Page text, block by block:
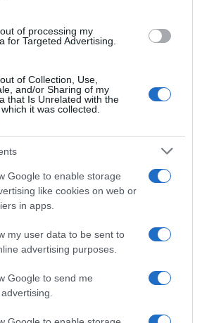
of processing my
for Targeted Advertising.
of Collection, Use,
and/or Sharing of my
that Is Unrelated with the
it was collected.
Google to enable storage
like cookies on web or
in apps.
my user data to be sent to
advertising purposes.
Google to send me